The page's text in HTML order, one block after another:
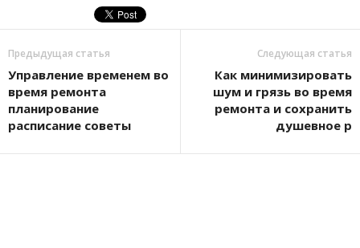
Предыдущая статья
Управление временем во
время ремонта
планирование
расписание советы
Следующая статья
Как минимизировать
шум и грязь во время
ремонта и сохранить
душевное р